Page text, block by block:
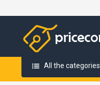
All the categories